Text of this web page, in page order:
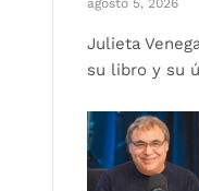
agosto 5, 2026
Julieta
su libro y su